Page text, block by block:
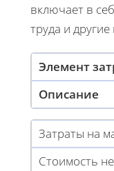
включает в
труда и
Элемент
Описание
Затраты на
Стоимость